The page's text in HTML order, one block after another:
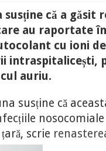
ar
remediul
împotriva
infecțiilor
nosocomiale,
răspândite
în
spitalele
susține că a
au raportate
cu ioni
intraspitalicești,
auriu.
susține că
scrie